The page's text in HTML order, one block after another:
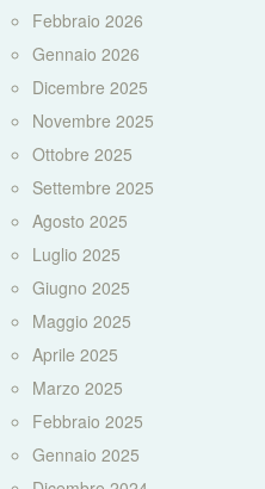
Febbraio 2026
Gennaio 2026
Dicembre 2025
Novembre 2025
Ottobre 2025
Settembre 2025
Agosto 2025
Luglio 2025
Giugno 2025
Maggio 2025
Aprile 2025
Marzo 2025
Febbraio 2025
Gennaio 2025